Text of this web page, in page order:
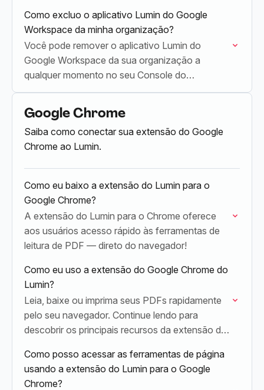
Como excluo o aplicativo Lumin do Google
Workspace da minha organização?
Você pode remover o aplicativo Lumin do
Google Workspace da sua organização a
qualquer momento no seu Console do
Administrador do Google.
Google Chrome
Saiba como conectar sua extensão do Google
Chrome ao Lumin.
Como eu baixo a extensão do Lumin para o
Google Chrome?
A extensão do Lumin para o Chrome oferece
aos usuários acesso rápido às ferramentas de
leitura de PDF — direto do navegador!
Como eu uso a extensão do Google Chrome do
Lumin?
Leia, baixe ou imprima seus PDFs rapidamente
pelo seu navegador. Continue lendo para
descobrir os principais recursos da extensão do
Como posso acessar as ferramentas de página
usando a extensão do Lumin para o Google
Chrome?